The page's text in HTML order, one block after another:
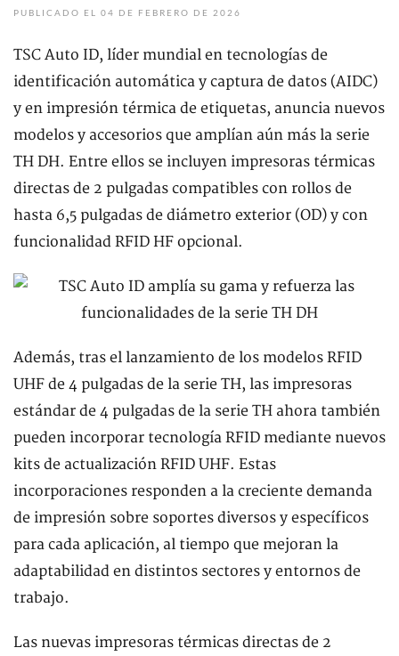
PUBLICADO EL 04 DE FEBRERO DE 2026
TSC Auto ID, líder mundial en tecnologías de
identificación automática y captura de datos (AIDC)
y en impresión térmica de etiquetas, anuncia nuevos
modelos y accesorios que amplían aún más la serie
TH DH. Entre ellos se incluyen impresoras térmicas
directas de 2 pulgadas compatibles con rollos de
hasta 6,5 pulgadas de diámetro exterior (OD) y con
funcionalidad RFID HF opcional.
Además, tras el lanzamiento de los modelos RFID
UHF de 4 pulgadas de la serie TH, las impresoras
estándar de 4 pulgadas de la serie TH ahora también
pueden incorporar tecnología RFID mediante nuevos
kits de actualización RFID UHF. Estas
incorporaciones responden a la creciente demanda
de impresión sobre soportes diversos y específicos
para cada aplicación, al tiempo que mejoran la
adaptabilidad en distintos sectores y entornos de
trabajo.
Las nuevas impresoras térmicas directas de 2